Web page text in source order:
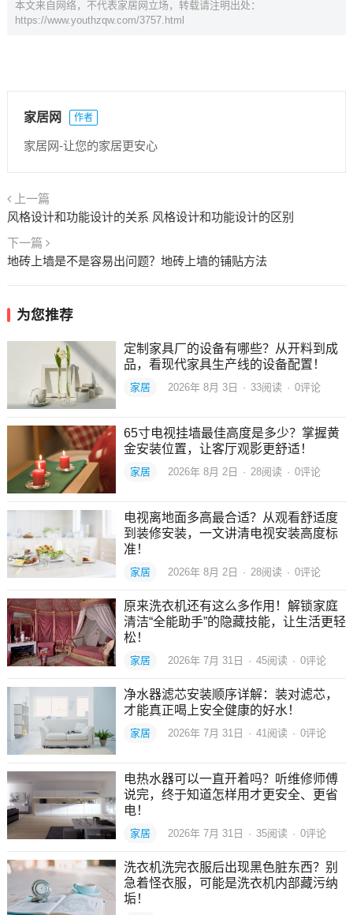
本文来自网络，不代表家居网立场，转载请注明出处：
https://www.youthzqw.com/3757.html
家居网 作者
家居网-让您的家居更安心
上一篇
风格设计和功能设计的关系 风格设计和功能设计的区别
下一篇
地砖上墙是不是容易出问题？地砖上墙的铺贴方法
为您推荐
定制家具厂的设备有哪些？从开料到成
品，看现代家具生产线的设备配置！
家居 2026年 8月 3日 · 33阅读 · 0评论
65寸电视挂墙最佳高度是多少？掌握黄
金安装位置，让客厅观影更舒适！
家居 2026年 8月 2日 · 28阅读 · 0评论
电视离地面多高最合适？从观看舒适度
到装修安装，一文讲清电视安装高度标
准！
家居 2026年 8月 2日 · 28阅读 · 0评论
原来洗衣机还有这么多作用！解锁家庭
清洁“全能助手”的隐藏技能，让生活更轻
松！
家居 2026年 7月 31日 · 45阅读 · 0评论
净水器滤芯安装顺序详解：装对滤芯，
才能真正喝上安全健康的好水！
家居 2026年 7月 31日 · 41阅读 · 0评论
电热水器可以一直开着吗？听维修师傅
说完，终于知道怎样用才更安全、更省
电！
家居 2026年 7月 31日 · 35阅读 · 0评论
洗衣机洗完衣服后出现黑色脏东西？别
急着怪衣服，可能是洗衣机内部藏污纳
垢！